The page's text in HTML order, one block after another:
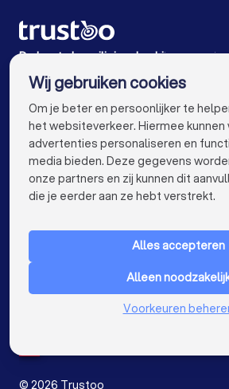
Beveiligingsbedrijven in
Beveiligingsbedrijven in
Beveiligingsbedrijven in
Beveiligingsbedrijven in
Beveiligingsbedrijven in
Beveiligingsbedrijven in
Beveiligingsbedrijven in
Beveiligingsbedrijven in
De beste beveiligingsbedrijven voor jou
VOOR PARTICULIEREN
Nederland
© 2026 Trustoo
Wij gebruiken cookies
Om je beter en persoonlijker te
het websiteverkeer. Hiermee
advertenties personaliseren en
media bieden. Deze gegevens
onze partners en zij kunnen dit
die je eerder aan ze hebt verstrekt.
Alles accepteren
Alleen
Voorkeuren